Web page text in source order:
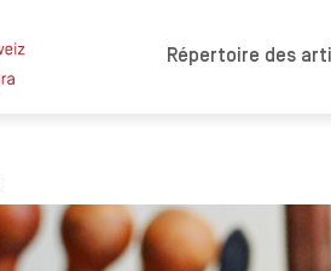
Répertoire des